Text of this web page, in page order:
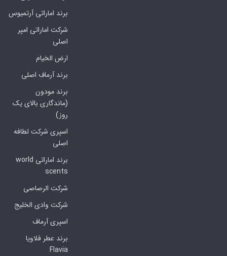
برند اماراتی آرتمیوس
شرکت اماراتی امپر
اصلی
ارض الخیام
برند آرماف اصلی
برند مودون
(ماندگاری بالای یک
روز)
اسپری شرکت لطافه
اصلی
برند اماراتی world
scents
شرکت الرصاصی
شرکت وادی الخلیج
اسپری آرماف
برند عطر فلاویا
Flavia